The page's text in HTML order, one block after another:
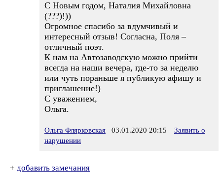
С Новым годом, Наталия Михайловна
(???)!))
Огромное спасибо за вдумчивый и
интересный отзыв! Согласна, Поля –
отличный поэт.
К нам на Автозаводскую можно прийти
всегда на наши вечера, где-то за неделю
или чуть пораньше я публикую афишу и
приглашение!)
С уважением,
Ольга.
Ольга Флярковская 03.01.2020 20:15
Заявить о
нарушении
+ добавить замечания